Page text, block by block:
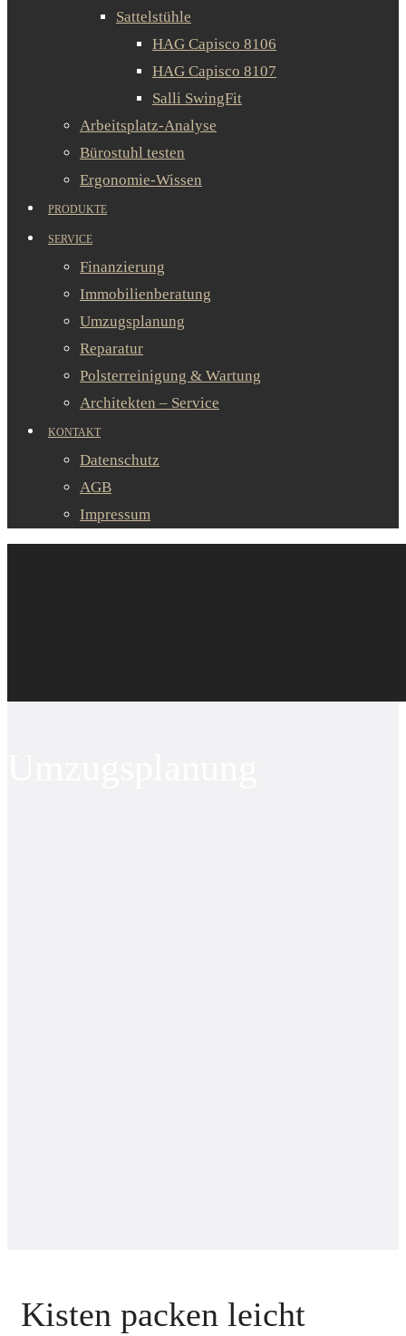
Sattelstühle
HAG Capisco 8106
HAG Capisco 8107
Salli SwingFit
Arbeitsplatz-Analyse
Bürostuhl testen
Ergonomie-Wissen
PRODUKTE
SERVICE
Finanzierung
Immobilienberatung
Umzugsplanung
Reparatur
Polsterreinigung & Wartung
Architekten – Service
KONTAKT
Datenschutz
AGB
Impressum
Kisten packen leicht